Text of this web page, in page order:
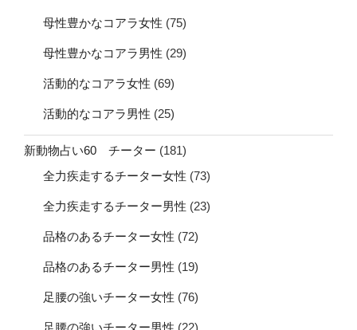
母性豊かなコアラ女性 (75)
母性豊かなコアラ男性 (29)
活動的なコアラ女性 (69)
活動的なコアラ男性 (25)
新動物占い60 チーター (181)
全力疾走するチーター女性 (73)
全力疾走するチーター男性 (23)
品格のあるチーター女性 (72)
品格のあるチーター男性 (19)
足腰の強いチーター女性 (76)
足腰の強いチーター男性 (22)